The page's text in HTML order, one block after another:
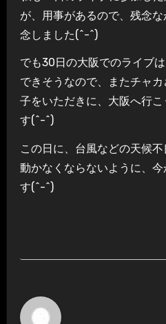
が、用事があるので、残念
念しました(^-^)
でも30日の大阪でのライブ
できそうなので、またチャカ
子をいただきに、大阪へ行こ
す(^-^)
この日に、台風などの天候
動かなくならないように、今
す(^-^)